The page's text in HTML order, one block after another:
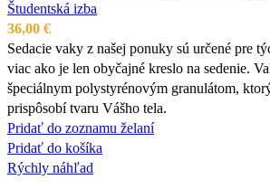
Študentská izba
36,00 €
Sedacie vaky z našej ponuky sú určené pre
viac ako je len obyčajné kreslo na sedenie.
špeciálnym polystyrénovým granulátom,
prispôsobí tvaru Vášho tela.
Pridať do zoznamu želaní
Pridať do košíka
Rýchly náhľad